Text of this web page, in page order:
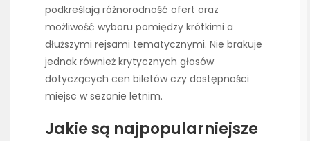
podkreślają różnorodność ofert oraz
możliwość wyboru pomiędzy krótkimi a
dłuższymi rejsami tematycznymi. Nie brakuje
jednak również krytycznych głosów
dotyczących cen biletów czy dostępności
miejsc w sezonie letnim.
Jakie są najpopularniejsze